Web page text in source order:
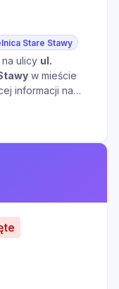
Stare Stawy
ulicy ul.
w mieście
informacji na